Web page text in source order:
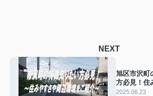
NEXT
旭区市沢町
方必見！住
境もご紹介
2025.06.23